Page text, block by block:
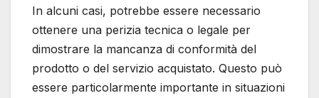
In alcuni casi, potrebbe essere necessario
ottenere una perizia tecnica o legale per
dimostrare la mancanza di conformità del
prodotto o del servizio acquistato. Questo può
essere particolarmente importante in situazioni